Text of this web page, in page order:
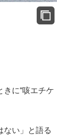
に“咳エチケ
ない」と語る